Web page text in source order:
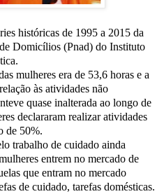
históricas de 1995 a 2015 da
Domicílios (Pnad) do Instituto
mulheres era de 53,6 horas e a
às atividades não
quase inalterada ao longo de
declararam realizar atividades
de 50%.
trabalho de cuidado ainda
entrem no mercado de
que entram no mercado
de cuidado, tarefas domésticas.